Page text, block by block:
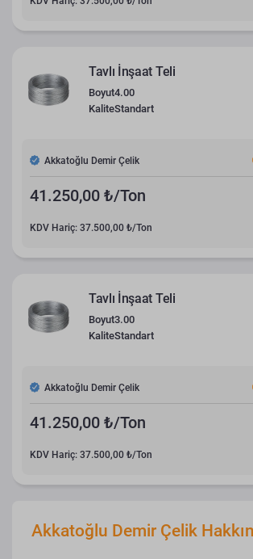
Tavlı İnşaat Teli
Boyut4.00
KaliteStandart
Akkatoğlu Demir Çelik
41.250,00 ₺/Ton
KDV Hariç: 37.500,00 ₺/Ton
Tavlı İnşaat Teli
Boyut3.00
KaliteStandart
Akkatoğlu Demir Çelik
41.250,00 ₺/Ton
KDV Hariç: 37.500,00 ₺/Ton
Akkatoğlu Demir Çelik